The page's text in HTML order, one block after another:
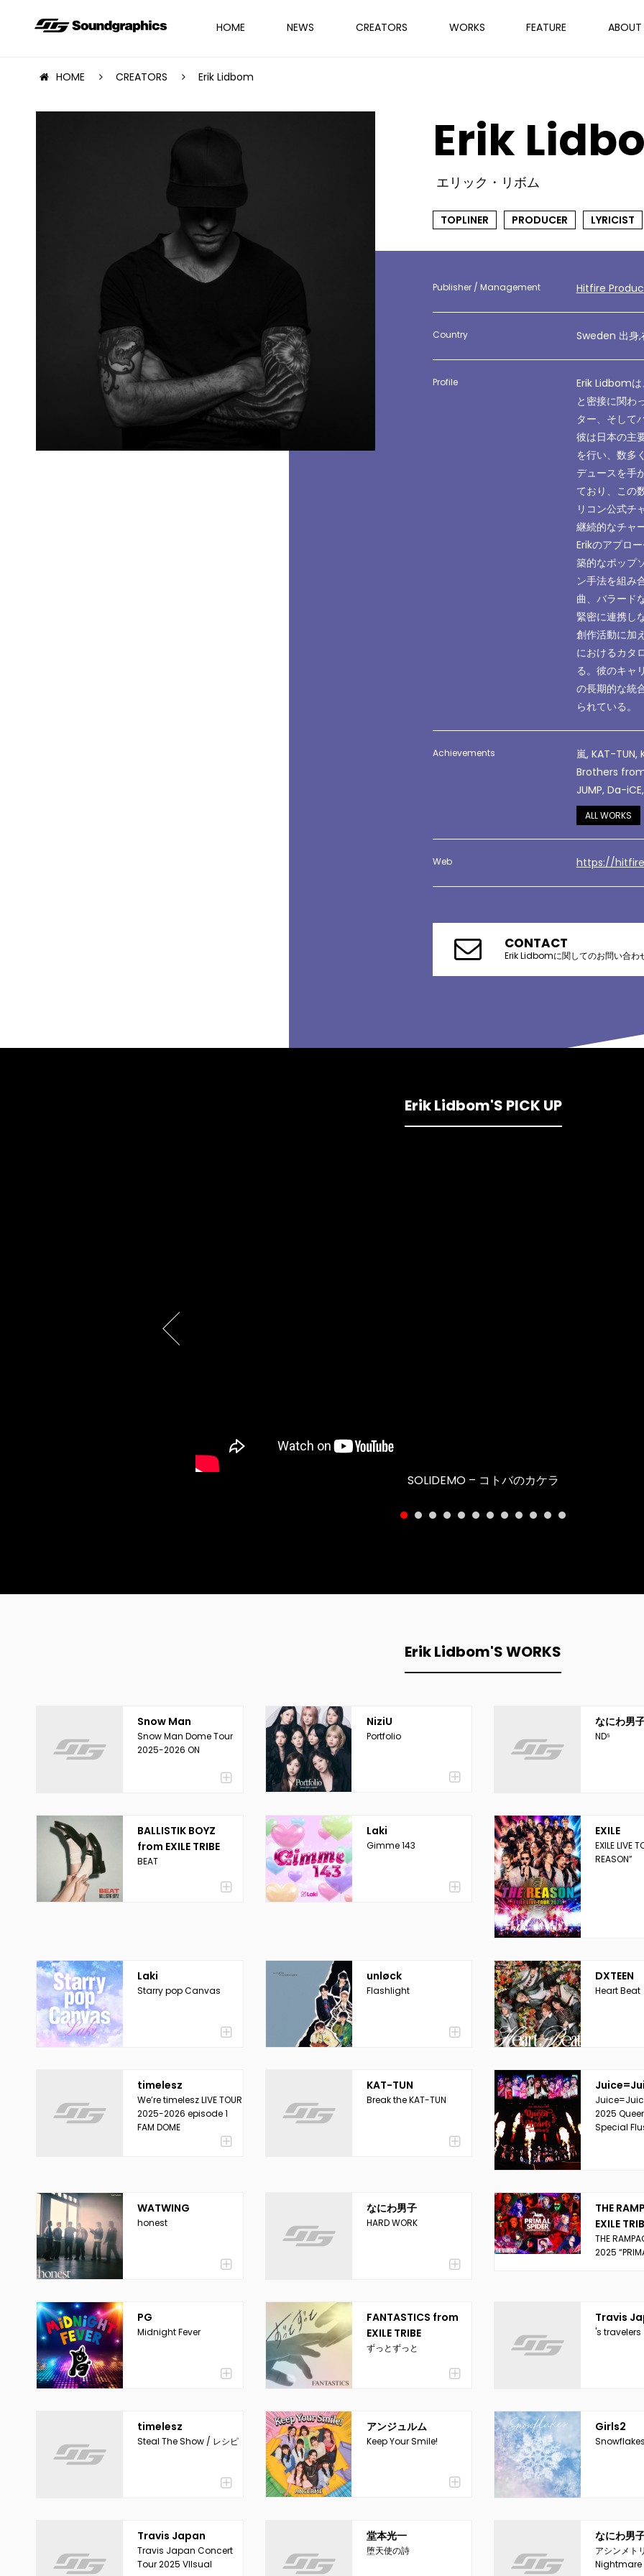
HOME NEWS CREATORS WORKS FEATURE ABOUT
HOME CREATORS Erik Lidbom
Erik
エリック・リボム
TOPLINER PRODUCER LYRICIST
Publisher / Management Hitfire
Country Sweden 出身,
Profile
Erik Lidbomは
と密接に関わ
ター、そして
彼は日本の主
を行い、数多
デュースを手
ており、この
リコン公式チ
継続的なチャ
Erikのアプロ
築的なポップ
ン手法を組み
曲、バラード
緊密に連携し
創作活動に加
におけるカタ
る。彼のキャ
の長期的な統
られている。
Achievements
嵐, KAT-TUN,
Brothers from
JUMP, Da-
ALL WORKS
Web https://
CONTACT
Erik Lidbomに関してのお問い合わ
Erik Lidbom'S PICK UP
SOLIDEMO – コトバのカケラ
Erik Lidbom'S WORKS
Snow Man
Snow Man Dome Tour
2025-2026 ON
NiziU
Portfolio
なにわ男
ND⁵
BALLISTIK BOYZ
from EXILE TRIBE
BEAT
Laki
Gimme 143
EXILE
EXILE LIVE
REASON”
Laki
Starry pop Canvas
unløck
Flashlight
DXTEEN
Heart Beat
timelesz
We’re timelesz LIVE TOUR
2025-2026 episode 1
FAM DOME
KAT-TUN
Break the KAT-TUN
2025
Special
WATWING
honest
なにわ男子
HARD WORK
THE
EXILE
THE
2025
PG
Midnight Fever
FANTASTICS from
EXILE TRIBE
ずっとずっと
Travis
's travelers
timelesz
Steal The Show / レシピ
アンジュルム
Keep Your Smile!
Girls2
Snowflakes
Travis Japan
Travis Japan Concert
Tour 2025 VIIsual
堂本光一
堕天使の詩
なにわ男
アシンメト
Nightmare